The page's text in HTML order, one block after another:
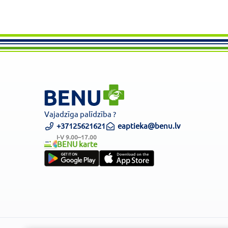
Vajadzīga palīdzība ?
+37125621621
I-V 9.00–17.00
eaptieka@benu.lv
BENU karte